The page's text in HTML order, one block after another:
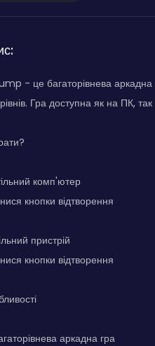
- це багаторівнева
рівнів. Гра доступна як на ПК,
комп'ютер
кнопки відтворення
пристрій
кнопки відтворення
аркадна гра